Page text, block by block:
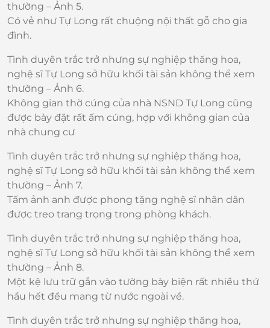
thường – Ảnh 5.
Có vẻ như Tự Long rất chuộng nội thất gỗ cho gia
đình.
Tình duyên trắc trở nhưng sự nghiệp thăng hoa,
nghệ sĩ Tự Long sở hữu khối tài sản không thể xem
thường – Ảnh 6.
Không gian thờ cúng của nhà NSND Tự Long cũng
được bày đặt rất ấm cúng, hợp với không gian của
nhà chung cư
Tình duyên trắc trở nhưng sự nghiệp thăng hoa,
nghệ sĩ Tự Long sở hữu khối tài sản không thể xem
thường – Ảnh 7.
Tấm ảnh anh được phong tặng nghệ sĩ nhân dân
được treo trang trọng trong phòng khách.
Tình duyên trắc trở nhưng sự nghiệp thăng hoa,
nghệ sĩ Tự Long sở hữu khối tài sản không thể xem
thường – Ảnh 8.
Một kệ lưu trữ gắn vào tường bày biện rất nhiều thứ
hầu hết đều mang từ nước ngoài về.
Tình duyên trắc trở nhưng sự nghiệp thăng hoa,